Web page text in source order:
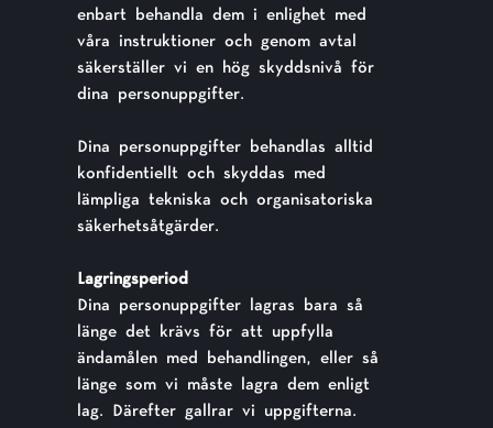
enbart behandla dem i enlighet med
våra instruktioner och genom avtal
säkerställer vi en hög skyddsnivå för
dina personuppgifter.
Dina personuppgifter behandlas alltid
konfidentiellt och skyddas med
lämpliga tekniska och organisatoriska
säkerhetsåtgärder.
Lagringsperiod
Dina personuppgifter lagras bara så
länge det krävs för att uppfylla
ändamålen med behandlingen, eller så
länge som vi måste lagra dem enligt
lag. Därefter gallrar vi uppgifterna.